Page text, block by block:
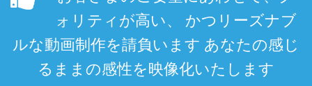
ォリティが高い、 かつリーズナブ
ルな動画制作を請負います あなたの感じ
るままの感性を映像化いたします